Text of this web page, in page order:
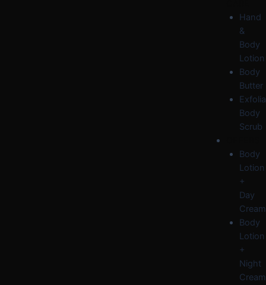
Hand
&
Body
Lotion
Body
Butter
Body
Scrub
Body
Lotion
+
Day
Cream
Body
Lotion
+
Night
Cream